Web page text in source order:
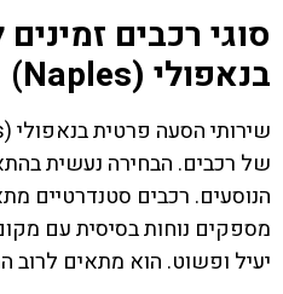
סוגי רכבים
בנאפולי (Naples)
של רכבים. הבחירה נעשית
הנוסעים. רכבים סטנדרטיים
מספקים נוחות בסיסית עם
יעיל ופשוט. הוא מתאים לרוב